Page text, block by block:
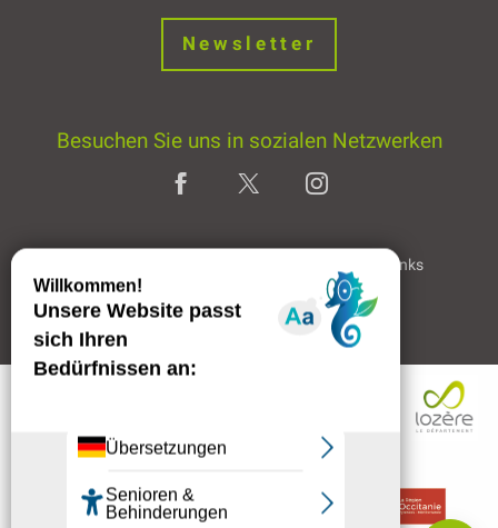
Beschreibung
Newsletter
Besuchen Sie uns in sozialen Netzwerken
Partner & Links
Professioneller Bereich